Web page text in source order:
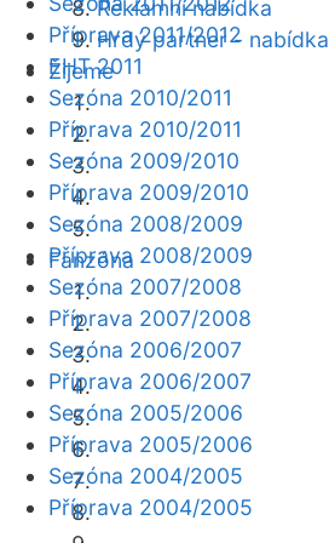
Reklamní nabídka
Hrdý partner - nabídka
Žijeme
Fanzóna
Příprava 2011/2012
EHT 2011
Sezóna 2010/2011
Příprava 2010/2011
Sezóna 2009/2010
Příprava 2009/2010
Sezóna 2008/2009
Příprava 2008/2009
Sezóna 2007/2008
Příprava 2007/2008
Sezóna 2006/2007
Příprava 2006/2007
Sezóna 2005/2006
Příprava 2005/2006
Sezóna 2004/2005
Příprava 2004/2005